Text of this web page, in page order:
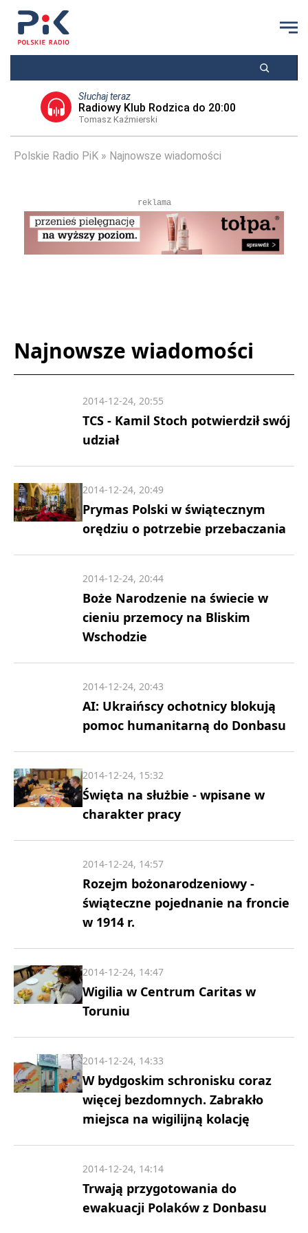
Słuchaj teraz
Radiowy Klub Rodzica do 20:00
Tomasz Kaźmierski
Polskie Radio PiK Najnowsze wiadomości
reklama
Najnowsze wiadomości
TCS - Kamil Stoch potwierdził swój
udział
2014-12-24, 20:55
Prymas Polski w świątecznym
orędziu o potrzebie przebaczania
2014-12-24, 20:49
Boże Narodzenie na świecie w
cieniu przemocy na Bliskim
Wschodzie
2014-12-24, 20:44
AI: Ukraińscy ochotnicy blokują
pomoc humanitarną do Donbasu
2014-12-24, 20:43
Święta na służbie - wpisane w
charakter pracy
2014-12-24, 15:32
Rozejm bożonarodzeniowy -
świąteczne pojednanie na froncie
w 1914 r.
2014-12-24, 14:57
Wigilia w Centrum Caritas w
Toruniu
2014-12-24, 14:47
W bydgoskim schronisku coraz
więcej bezdomnych. Zabrakło
miejsca na wigilijną kolację
2014-12-24, 14:33
Trwają przygotowania do
ewakuacji Polaków z Donbasu
2014-12-24, 14:14